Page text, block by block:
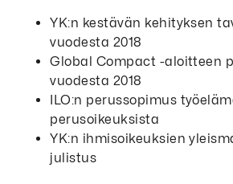
YK:n kestävän kehityksen
vuodesta 2018
Global Compact -aloitteen
vuodesta 2018
ILO:n perussopimus
perusoikeuksista
YK:n ihmisoikeuksien
julistus